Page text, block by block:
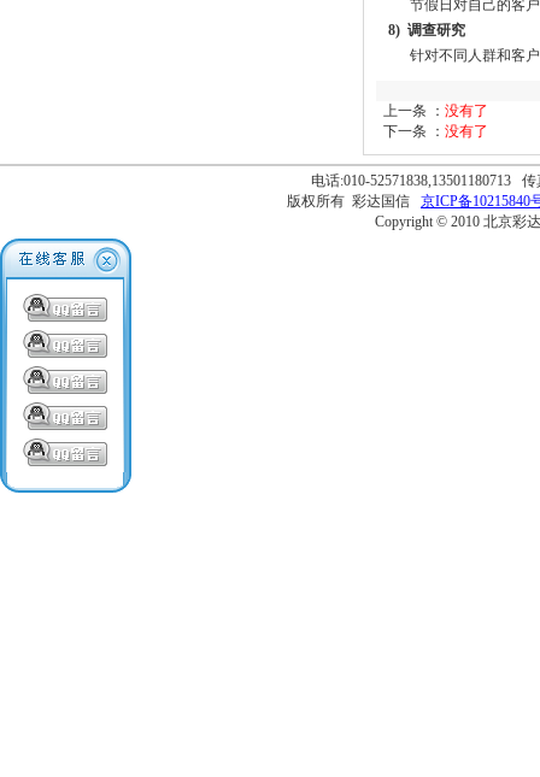
节假日对自己的客户
8) 调查研究
针对不同人群和客户
上一条 ： 没有了
下一条 ： 没有了
电话:010-52571838,13501180713
版权所有 彩达国信 京ICP备10215840
Copyright © 2010 北京彩